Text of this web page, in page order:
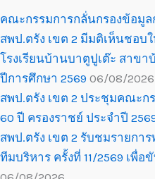
คณะกรรมการกลั่นกรองข้อมู
สพป.ตรัง เขต 2 มีมติเห็นชอ
โรงเรียนบ้านบาตูปูเต๊ะ สาขา
ปีการศึกษา 2569 06/08/2026
สพป.ตรัง เขต 2 ประชุมคณะก
60 ปี ครองราชย์ ประจำปี
สพป.ตรัง เขต 2 รับชมรายกา
ทีมบริหาร ครั้งที่ 11/2569 เพื่